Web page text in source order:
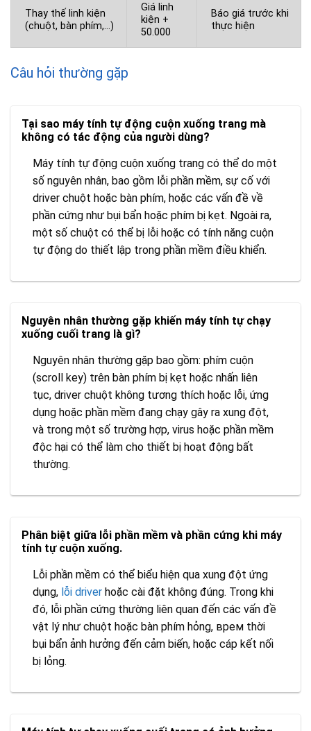
Thay thế linh kiện
(chuột, bàn phím,…)
Giá linh
kiện +
50.000
Báo giá trước khi
thực hiện
Câu hỏi thường gặp
Tại sao máy tính tự động cuộn xuống trang mà
không có tác động của người dùng?
Máy tính tự động cuộn xuống trang có thể do một
số nguyên nhân, bao gồm lỗi phần mềm, sự cố với
driver chuột hoặc bàn phím, hoặc các vấn đề về
phần cứng như bụi bẩn hoặc phím bị kẹt. Ngoài ra,
một số chuột có thể bị lỗi hoặc có tính năng cuộn
tự động do thiết lập trong phần mềm điều khiển.
Nguyên nhân thường gặp khiến máy tính tự chạy
xuống cuối trang là gì?
Nguyên nhân thường gặp bao gồm: phím cuộn
(scroll key) trên bàn phím bị kẹt hoặc nhấn liên
tục, driver chuột không tương thích hoặc lỗi, ứng
dụng hoặc phần mềm đang chạy gây ra xung đột,
và trong một số trường hợp, virus hoặc phần mềm
độc hại có thể làm cho thiết bị hoạt động bất
thường.
Phân biệt giữa lỗi phần mềm và phần cứng khi máy
tính tự cuộn xuống.
Lỗi phần mềm có thể biểu hiện qua xung đột ứng
dụng, lỗi driver hoặc cài đặt không đúng. Trong khi
đó, lỗi phần cứng thường liên quan đến các vấn đề
vật lý như chuột hoặc bàn phím hỏng, врем thời
bụi bẩn ảnh hưởng đến cảm biến, hoặc cáp kết nối
bị lỏng.